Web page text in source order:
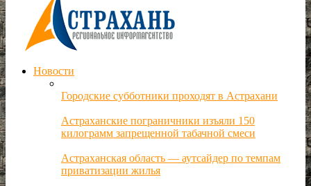
Новости
Городские субботники проходят в Астрахани
Астраханские пограничники изъяли 150
килограмм запрещенной табачной смеси
Астраханская область — аутсайдер по темпам
приватизации жилья